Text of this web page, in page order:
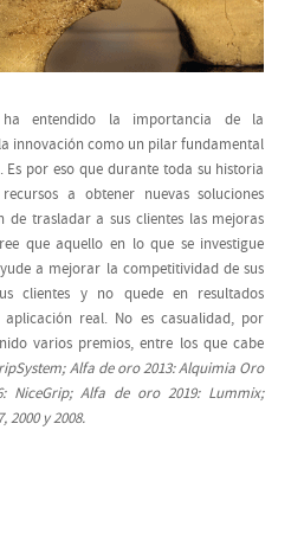
ha entendido la importancia de la
innovación como un pilar fundamental
por eso que durante toda su historia
a obtener nuevas soluciones
de trasladar a sus clientes las mejoras
que aquello en lo que se investigue
a mejorar la competitividad de sus
clientes y no quede en resultados
real. No es casualidad, por
varios premios, entre los que cabe
Alfa de oro 2013: Alquimia Oro
NiceGrip; Alfa de oro 2019: Lummix;
2000 y 2008.